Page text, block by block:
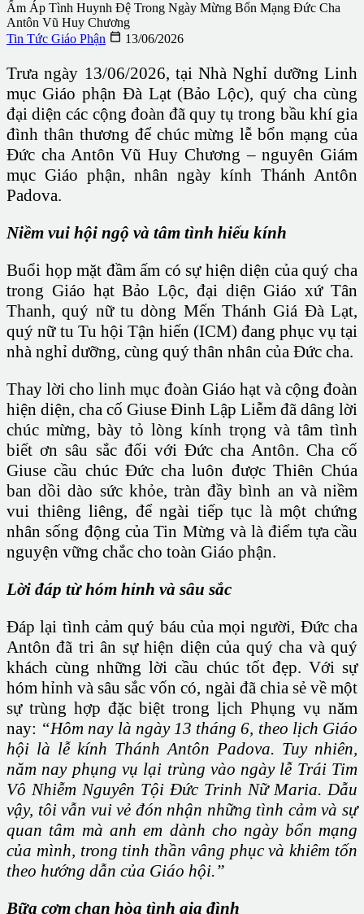
Ấm Áp Tình Huynh Đệ Trong Ngày Mừng Bổn Mạng Đức Cha
Antôn Vũ Huy Chương
Tin Tức Giáo Phận  13/06/2026
Trưa ngày 13/06/2026, tại Nhà Nghỉ dưỡng Linh
mục Giáo phận Đà Lạt (Bảo Lộc), quý cha cùng
đại diện các cộng đoàn đã quy tụ trong bầu khí gia
đình thân thương để chúc mừng lễ bổn mạng của
Đức cha Antôn Vũ Huy Chương – nguyên Giám
mục Giáo phận, nhân ngày kính Thánh Antôn
Padova.
Niềm vui hội ngộ và tâm tình hiếu kính
Buổi họp mặt đầm ấm có sự hiện diện của quý cha
trong Giáo hạt Bảo Lộc, đại diện Giáo xứ Tân
Thanh, quý nữ tu dòng Mến Thánh Giá Đà Lạt,
quý nữ tu Tu hội Tận hiến (ICM) đang phục vụ tại
nhà nghỉ dưỡng, cùng quý thân nhân của Đức cha.
Thay lời cho linh mục đoàn Giáo hạt và cộng đoàn
hiện diện, cha cố Giuse Đinh Lập Liễm đã dâng lời
chúc mừng, bày tỏ lòng kính trọng và tâm tình
biết ơn sâu sắc đối với Đức cha Antôn. Cha cố
Giuse cầu chúc Đức cha luôn được Thiên Chúa
ban dồi dào sức khỏe, tràn đầy bình an và niềm
vui thiêng liêng, để ngài tiếp tục là một chứng
nhân sống động của Tin Mừng và là điểm tựa cầu
nguyện vững chắc cho toàn Giáo phận.
Lời đáp từ hóm hỉnh và sâu sắc
Đáp lại tình cảm quý báu của mọi người, Đức cha
Antôn đã tri ân sự hiện diện của quý cha và quý
khách cùng những lời cầu chúc tốt đẹp. Với sự
hóm hỉnh và sâu sắc vốn có, ngài đã chia sẻ về một
sự trùng hợp đặc biệt trong lịch Phụng vụ năm
nay: “Hôm nay là ngày 13 tháng 6, theo lịch Giáo
hội là lễ kính Thánh Antôn Padova. Tuy nhiên,
năm nay phụng vụ lại trùng vào ngày lễ Trái Tim
Vô Nhiễm Nguyên Tội Đức Trinh Nữ Maria. Dẫu
vậy, tôi vẫn vui vẻ đón nhận những tình cảm và sự
quan tâm mà anh em dành cho ngày bổn mạng
của mình, trong tinh thần vâng phục và khiêm tốn
theo hướng dẫn của Giáo hội.”
Bữa cơm chan hòa tình gia đình